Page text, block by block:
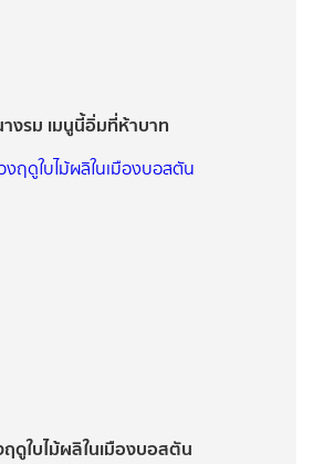
รม เมนูนี้อิ่มที่ห้าบาท
ดูใบไม้ผลิในเมืองบอสตัน